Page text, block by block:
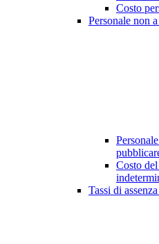
Costo
Personale non
Costo
Tassi di assenza